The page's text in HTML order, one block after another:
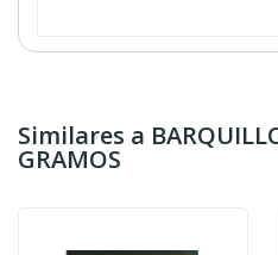
Similares a
GRAMOS